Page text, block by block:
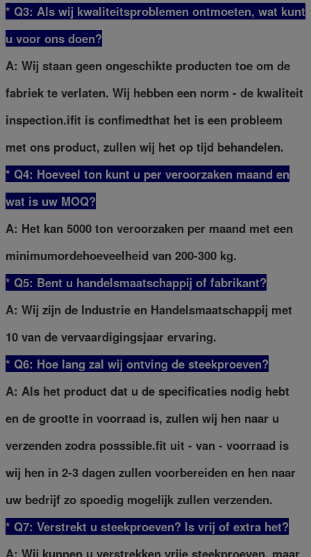
* Q3: Als wij kwaliteitsproblemen ontmoeten, wat kunt
u voor ons doen?
A: Wij staan geen ongeschikte producten toe om de
fabriek te verlaten. Wij hebben een norm - de kwaliteit
inspection.ifit is confimedthat het is een probleem
met ons product, zullen wij het op tijd behandelen.
* Q4: Hoeveel ton kunt u per veroorzaken maand en
wat is uw MOQ?
A: Het kan 5000 ton veroorzaken per maand met een
minimumordehoeveelheid van 200-300 kg.
* Q5: Bent u handelsmaatschappij of fabrikant?
A: Wij zijn de Industrie en Handelsmaatschappij met
10 van de vervaardigingsjaar ervaring.
* Q6: Hoe lang zal wij ontving de steekproeven?
A: Als het product dat u de specificaties nodig hebt
en de grootte in voorraad is, zullen wij hen naar u
verzenden zodra posssible.fit uit - van - voorraad is
wij hen in 2-3 dagen zullen voorbereiden en hen naar
uw bedrijf zo spoedig mogelijk zullen verzenden.
* Q7: Verstrekt u steekproeven? ls vrij of extra het?
A: Wij kunnen u verstrekken vrije steekproeven, maar